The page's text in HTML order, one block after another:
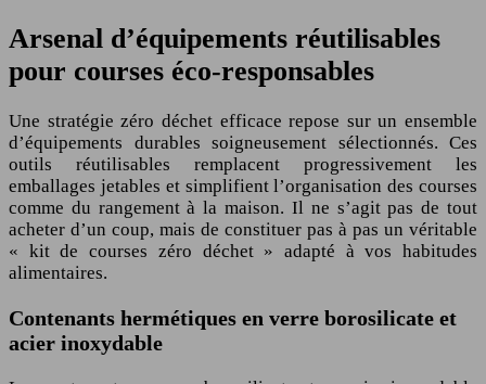
Arsenal d’équipements réutilisables
pour courses éco-responsables
Une stratégie zéro déchet efficace repose sur un ensemble
d’équipements durables soigneusement sélectionnés. Ces
outils réutilisables remplacent progressivement les
emballages jetables et simplifient l’organisation des courses
comme du rangement à la maison. Il ne s’agit pas de tout
acheter d’un coup, mais de constituer pas à pas un véritable
« kit de courses zéro déchet » adapté à vos habitudes
alimentaires.
Contenants hermétiques en verre borosilicate et
acier inoxydable